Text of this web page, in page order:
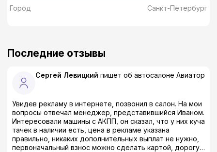
Город
Санкт-Петербург
Последние отзывы
Сергей Левицкий пишет об автосалоне Авиатор
Увидев рекламу в интернете, позвонил в салон. На мои
вопросы отвечал менеджер, представившийся Иваном.
Интересовали машины с АКПП, он сказал, что у них куча
тачек в наличии есть, цена в рекламе указана
правильно, никаких дополнительных выплат не нужно,
первоначальный взнос можно сделать картой, дорогу